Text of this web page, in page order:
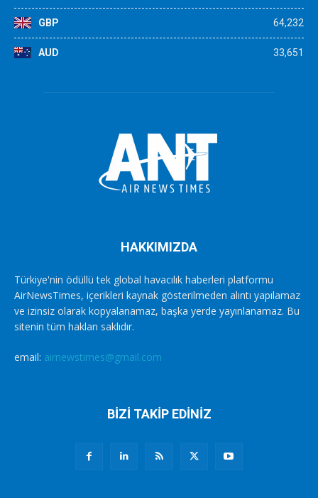
GBP 64,232
AUD 33,651
HAKKIMIZDA
Türkiye'nin ödüllü tek global havacılık haberleri platformu
AirNewsTimes, içerikleri kaynak gösterilmeden alıntı yapılamaz
ve izinsiz olarak kopyalanamaz, başka yerde yayınlanamaz. Bu
sitenin tüm hakları saklıdır.
email: airnewstimes@gmail.com
BİZİ TAKİP EDİNİZ